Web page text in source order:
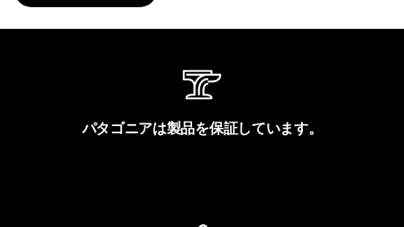
パタゴニアは製品を保証しています。